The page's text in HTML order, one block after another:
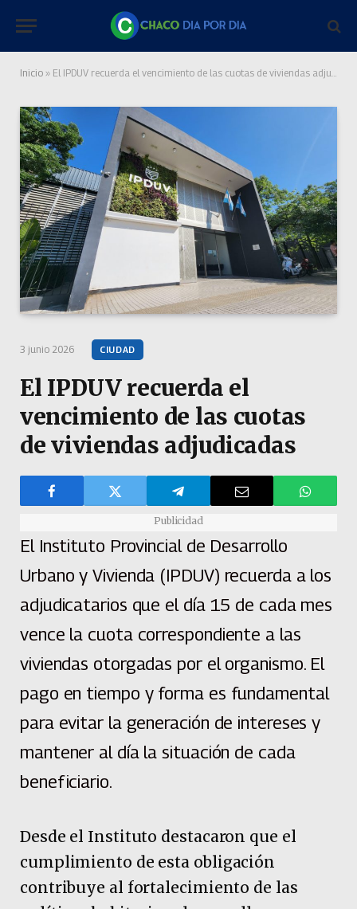
Inicio » El IPDUV recuerda el vencimiento de las cuotas de viviendas adjudicadas
3 junio 2026 CIUDAD
El IPDUV recuerda el
vencimiento de las cuotas
de viviendas adjudicadas
Publicidad
El Instituto Provincial de Desarrollo
Urbano y Vivienda (IPDUV) recuerda a los
adjudicatarios que el día 15 de cada mes
vence la cuota correspondiente a las
viviendas otorgadas por el organismo. El
pago en tiempo y forma es fundamental
para evitar la generación de intereses y
mantener al día la situación de cada
beneficiario.
Desde el Instituto destacaron que el
cumplimiento de esta obligación
contribuye al fortalecimiento de las